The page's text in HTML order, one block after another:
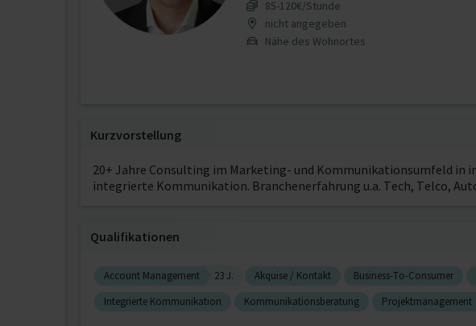
85‐120€/Stunde
nicht angegeben
Nähe des Wohnortes
Kurzvorstellung
20+ Jahre Consulting im Marketing- und Kommunikationsumfeld
integrierte Kommunikation. Branchenerfahrung u.a. Tech, Telco,
Qualifikationen
Account Management 23 J. Akquise / Kontakt Business-To-Consumer
Integrierte Kommunikation
Kommunikationsberatung Projektmanagement